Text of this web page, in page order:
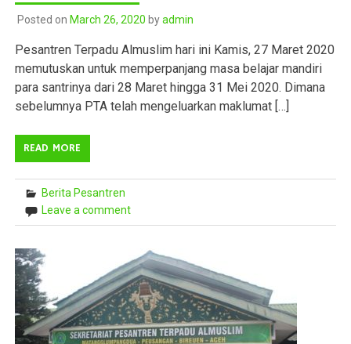
Posted on March 26, 2020 byadmin
Pesantren Terpadu Almuslim hari ini Kamis, 27 Maret 2020
memutuskan untuk memperpanjang masa belajar mandiri
para santrinya dari 28 Maret hingga 31 Mei 2020. Dimana
sebelumnya PTA telah mengeluarkan maklumat […]
READ MORE
Berita Pesantren
Leave a comment